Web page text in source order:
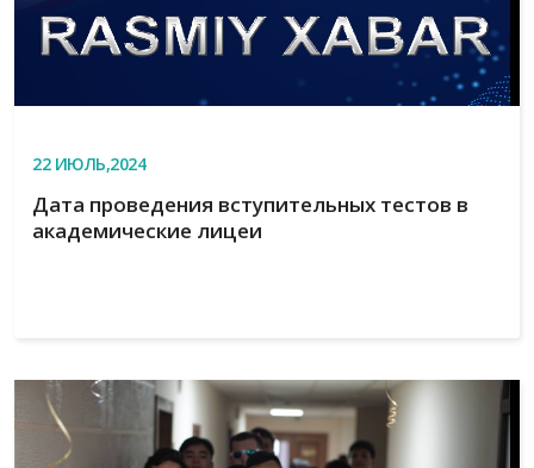
22ИЮЛЬ,2024
Дата проведения вступительных тестов в
академические лицеи